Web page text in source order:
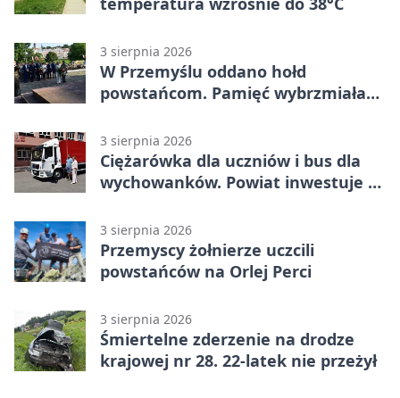
3 sierpnia 2026
W Przemyślu oddano hołd
powstańcom. Pamięć wybrzmiała
3 sierpnia 2026
Ciężarówka dla uczniów i bus dla
wychowanków. Powiat inwestuje w
3 sierpnia 2026
Przemyscy żołnierze uczcili
powstańców na Orlej Perci
3 sierpnia 2026
Śmiertelne zderzenie na drodze
krajowej nr 28. 22-latek nie przeżył